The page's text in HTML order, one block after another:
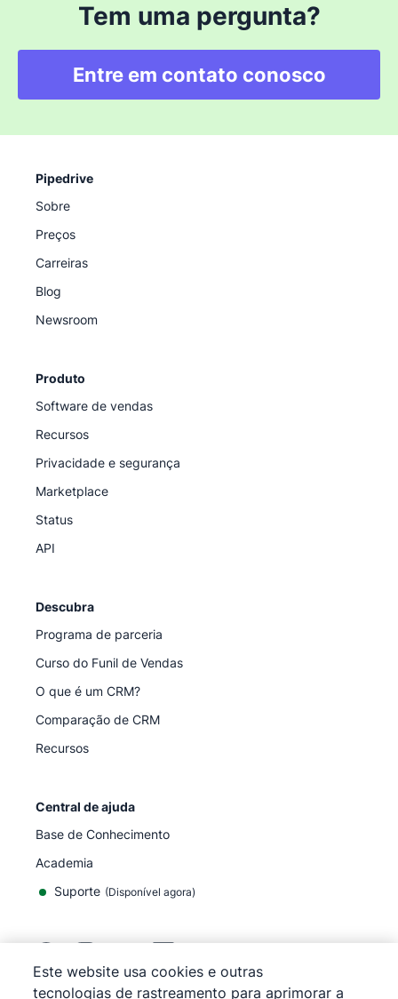
Tem uma pergunta?
Entre em contato conosco
Pipedrive
Sobre
Preços
Carreiras
Blog
Newsroom
Produto
Software de vendas
Recursos
Privacidade e segurança
Marketplace
Status
API
Descubra
Programa de parceria
Curso do Funil de Vendas
O que é um CRM?
Comparação de CRM
Recursos
Central de ajuda
Base de Conhecimento
Academia
Suporte (Disponível agora)
Este website usa cookies e outras
tecnologias de rastreamento para aprimorar a